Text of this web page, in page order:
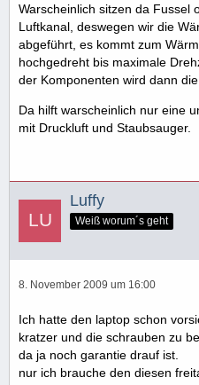
Warscheinlich sitzen da Fussel
Luftkanal, deswegen wir die
abgeführt, es kommt zum
hochgedreht bis maximale
der Komponenten wird dann
Da hilft warscheinlich nur eine
mit Druckluft und Staubsauger.
Luffy
Weiß worum´s geht
8. November 2009 um 16:00
Ich hatte den laptop schon
kratzer und die schrauben zu
da ja noch garantie drauf ist.
nur ich brauche den diesen